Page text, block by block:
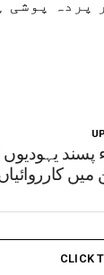
پردہ پوشی
پسند
CLICK